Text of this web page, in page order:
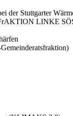
der Stuttgarter
LINKE